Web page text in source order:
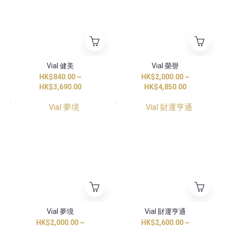
Vial 健美
HK$840.00 ~
HK$3,690.00
Vial 榮譽
HK$2,000.00 ~
HK$4,850.00
Vial 夢境
HK$2,000.00 ~
Vial 財運亨通
HK$2,600.00 ~